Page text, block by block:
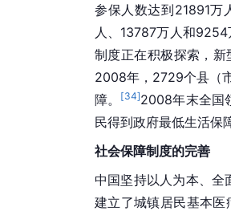
参保人数达到21891万
人、13787万人和
制度正在积极探索，
2008年，2729个县（
障。
[34]2008年末全国
民得到政府最低生活保
社会保障制度的完善
中国坚持以人为本、全
建立了城镇居民基本医